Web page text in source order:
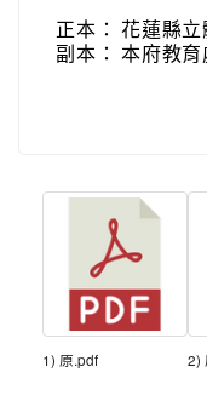
正本： 花蓮縣
副本： 本府教育
1) 原.pdf 2)